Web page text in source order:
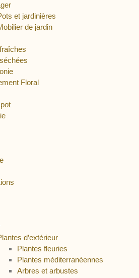
et jardinières
de jardin
Floral
d’extérieur
Plantes fleuries
Plantes méditerranéennes
Arbres et arbustes